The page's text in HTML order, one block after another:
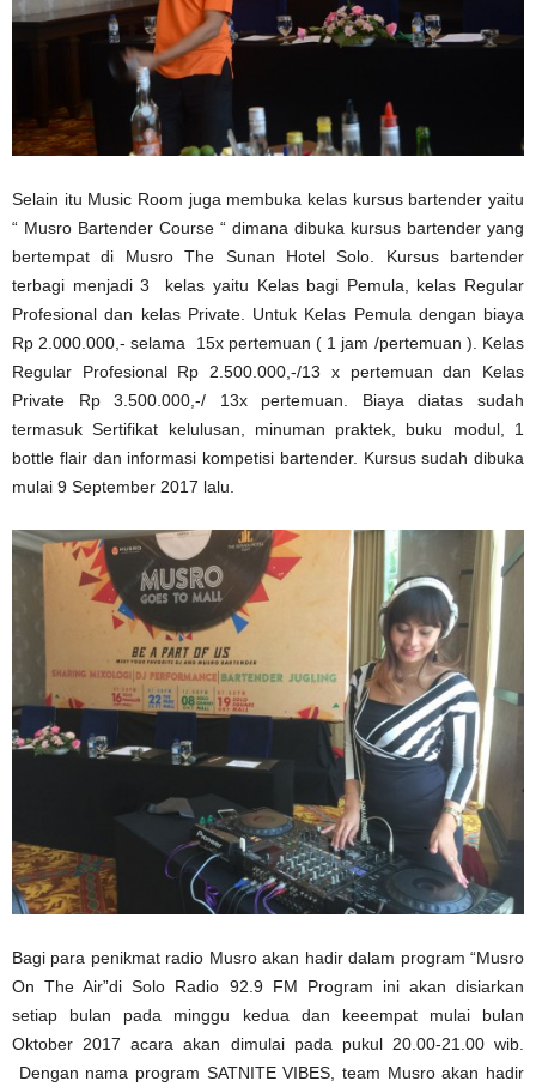
Selain itu Music Room juga membuka kelas kursus bartender yaitu
“ Musro Bartender Course “ dimana dibuka kursus bartender yang
bertempat di Musro The Sunan Hotel Solo. Kursus bartender
terbagi menjadi 3 kelas yaitu Kelas bagi Pemula, kelas Regular
Profesional dan kelas Private. Untuk Kelas Pemula dengan biaya
Rp 2.000.000,- selama 15x pertemuan ( 1 jam /pertemuan ). Kelas
Regular Profesional Rp 2.500.000,-/13 x pertemuan dan Kelas
Private Rp 3.500.000,-/ 13x pertemuan. Biaya diatas sudah
termasuk Sertifikat kelulusan, minuman praktek, buku modul, 1
bottle flair dan informasi kompetisi bartender. Kursus sudah dibuka
mulai 9 September 2017 lalu.
Bagi para penikmat radio Musro akan hadir dalam program “Musro
On The Air”di Solo Radio 92.9 FM Program ini akan disiarkan
setiap bulan pada minggu kedua dan keeempat mulai bulan
Oktober 2017 acara akan dimulai pada pukul 20.00-21.00 wib.
Dengan nama program SATNITE VIBES, team Musro akan hadir